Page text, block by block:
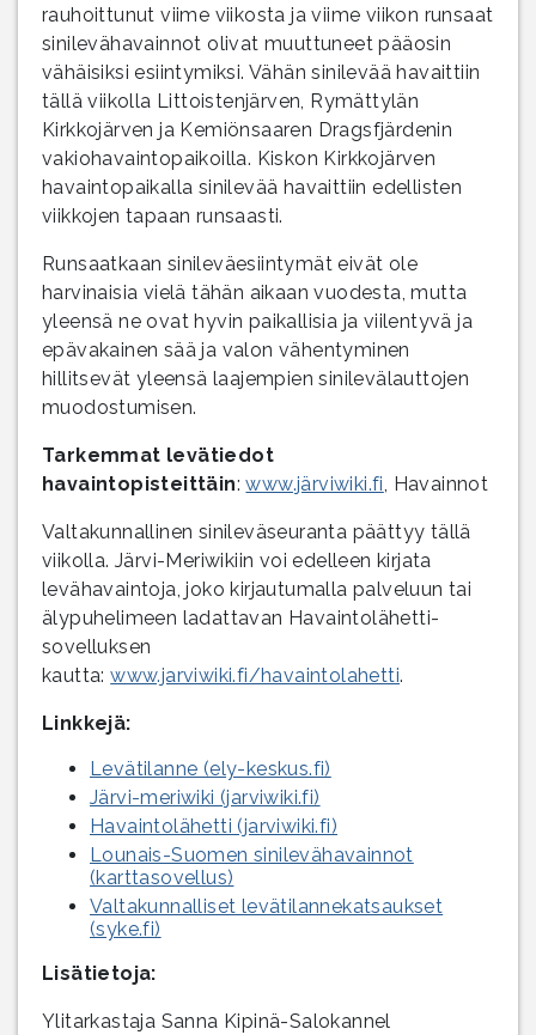
rauhoittunut viime viikosta ja viime viikon runsaat
sinilevähavainnot olivat muuttuneet pääosin
vähäisiksi esiintymiksi. Vähän sinilevää havaittiin
tällä viikolla Littoistenjärven, Rymättylän
Kirkkojärven ja Kemiönsaaren Dragsfjärdenin
vakiohavaintopaikoilla. Kiskon Kirkkojärven
havaintopaikalla sinilevää havaittiin edellisten
viikkojen tapaan runsaasti.
Runsaatkaan sinileväesiintymät eivät ole
harvinaisia vielä tähän aikaan vuodesta, mutta
yleensä ne ovat hyvin paikallisia ja viilentyvä ja
epävakainen sää ja valon vähentyminen
hillitsevät yleensä laajempien sinilevälauttojen
muodostumisen.
Tarkemmat levätiedot
havaintopisteittäin:www.järviwiki.fi, Havainnot
Valtakunnallinen sinileväseuranta päättyy tällä
viikolla. Järvi-Meriwikiin voi edelleen kirjata
levähavaintoja, joko kirjautumalla palveluun tai
älypuhelimeen ladattavan Havaintolähetti-
sovelluksen
kautta:www.jarviwiki.fi/havaintolahetti.
Linkkejä:
Levätilanne (ely-keskus.fi)
Järvi-meriwiki (jarviwiki.fi)
Havaintolähetti (jarviwiki.fi)
Lounais-Suomen sinilevähavainnot
(karttasovellus)
Valtakunnalliset levätilannekatsaukset
(syke.fi)
Lisätietoja:
Ylitarkastaja Sanna Kipinä-Salokannel